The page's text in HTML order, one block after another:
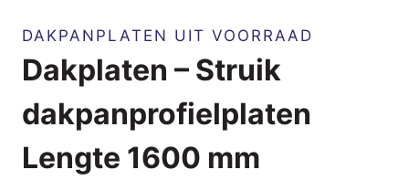
DAKPANPLATEN UIT VOORRAAD
Dakplaten – Struik
dakpanprofielplaten
Lengte 1600 mm